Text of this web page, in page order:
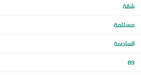
شقة
مستلمة
السادسة
89